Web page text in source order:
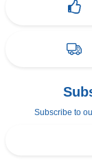
Subscribe to